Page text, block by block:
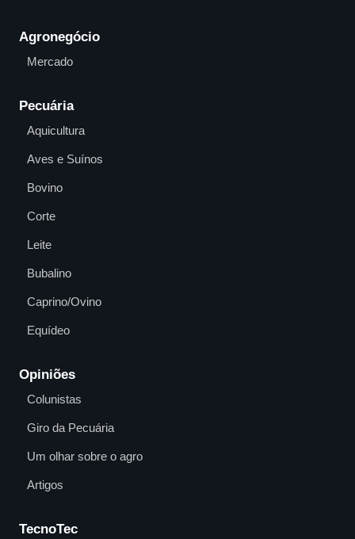
Agronegócio
Mercado
Pecuária
Aquicultura
Aves e Suínos
Bovino
Corte
Leite
Bubalino
Caprino/Ovino
Equídeo
Opiniões
Colunistas
Giro da Pecuária
Um olhar sobre o agro
Artigos
TecnoTec